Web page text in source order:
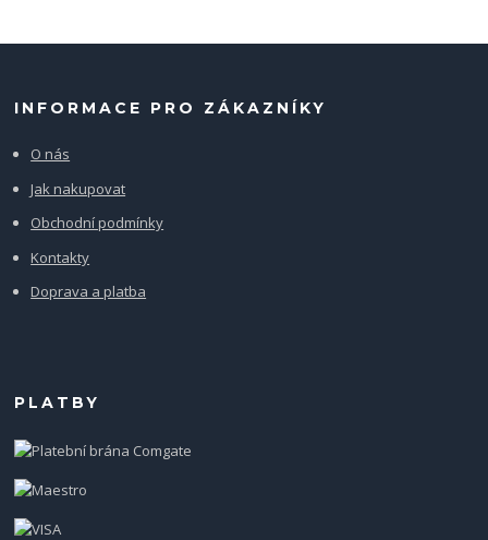
INFORMACE PRO ZÁKAZNÍKY
O nás
Jak nakupovat
Obchodní podmínky
Kontakty
Doprava a platba
PLATBY